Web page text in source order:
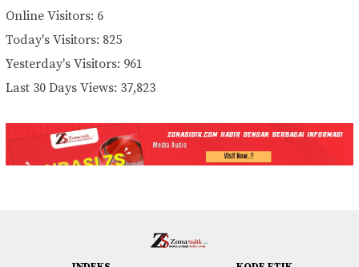
Online Visitors: 6
Today's Visitors: 825
Yesterday's Visitors: 961
Last 30 Days Views: 37,823